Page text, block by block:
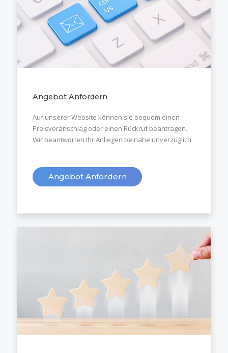
Angebot Anfordern
Auf unserer Website können sie bequem einen
Preisvoranschlag oder einen Rückruf beantragen.
Wir beantworten Ihr Anliegen beinahe unverzüglich.
Angebot Anfordern